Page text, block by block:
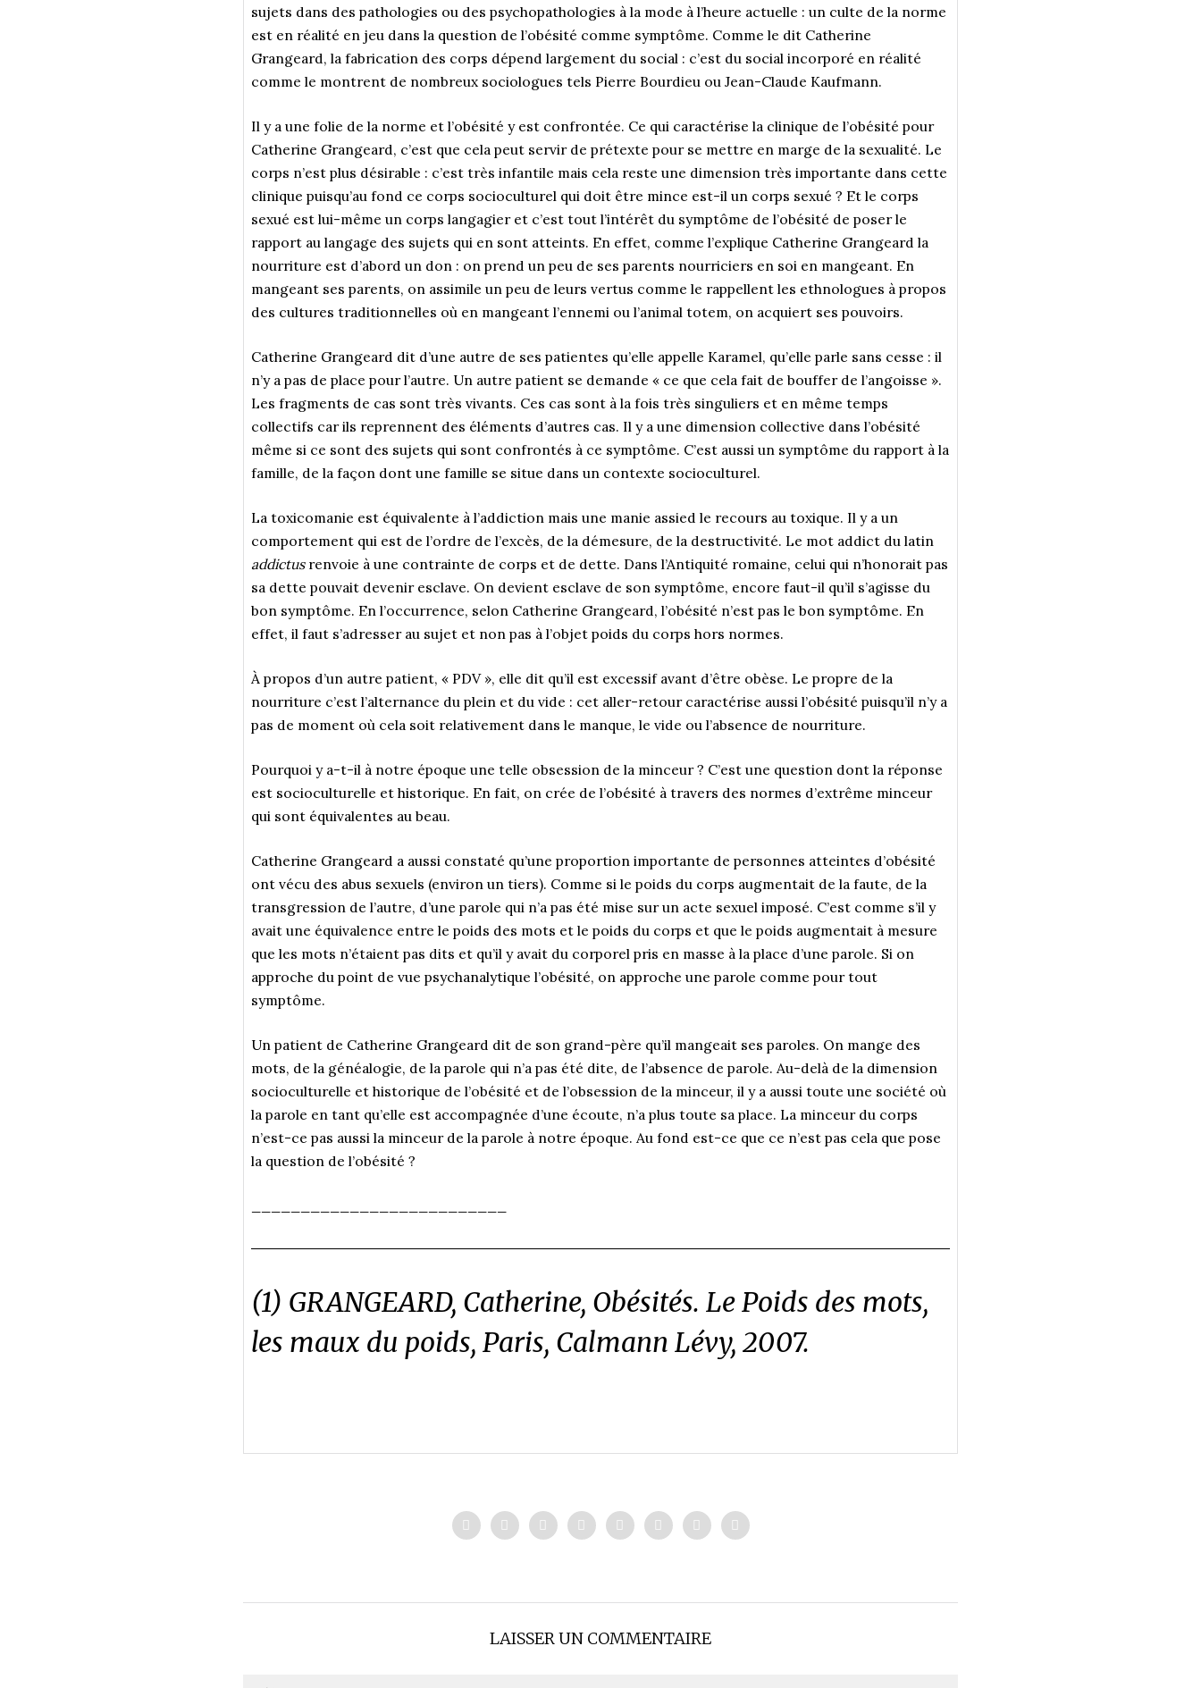
sujets dans des pathologies ou des psychopathologies à la mode à l’heure actuelle : un culte de la norme
est en réalité en jeu dans la question de l’obésité comme symptôme. Comme le dit Catherine
Grangeard, la fabrication des corps dépend largement du social : c’est du social incorporé en réalité
comme le montrent de nombreux sociologues tels Pierre Bourdieu ou Jean-Claude Kaufmann.
Il y a une folie de la norme et l’obésité y est confrontée. Ce qui caractérise la clinique de l’obésité pour
Catherine Grangeard, c’est que cela peut servir de prétexte pour se mettre en marge de la sexualité. Le
corps n’est plus désirable : c’est très infantile mais cela reste une dimension très importante dans cette
clinique puisqu’au fond ce corps socioculturel qui doit être mince est-il un corps sexué ? Et le corps
sexué est lui-même un corps langagier et c’est tout l’intérêt du symptôme de l’obésité de poser le
rapport au langage des sujets qui en sont atteints. En effet, comme l’explique Catherine Grangeard la
nourriture est d’abord un don : on prend un peu de ses parents nourriciers en soi en mangeant. En
mangeant ses parents, on assimile un peu de leurs vertus comme le rappellent les ethnologues à propos
des cultures traditionnelles où en mangeant l’ennemi ou l’animal totem, on acquiert ses pouvoirs.
Catherine Grangeard dit d’une autre de ses patientes qu’elle appelle Karamel, qu’elle parle sans cesse : il
n’y a pas de place pour l’autre. Un autre patient se demande « ce que cela fait de bouffer de l’angoisse ».
Les fragments de cas sont très vivants. Ces cas sont à la fois très singuliers et en même temps
collectifs car ils reprennent des éléments d’autres cas. Il y a une dimension collective dans l’obésité
même si ce sont des sujets qui sont confrontés à ce symptôme. C’est aussi un symptôme du rapport à la
famille, de la façon dont une famille se situe dans un contexte socioculturel.
La toxicomanie est équivalente à l’addiction mais une manie assied le recours au toxique. Il y a un
comportement qui est de l’ordre de l’excès, de la démesure, de la destructivité. Le mot addict du latin
addictusrenvoie à une contrainte de corps et de dette. Dans l’Antiquité romaine, celui qui n’honorait pas
sa dette pouvait devenir esclave. On devient esclave de son symptôme, encore faut-il qu’il s’agisse du
bon symptôme. En l’occurrence, selon Catherine Grangeard, l’obésité n’est pas le bon symptôme. En
effet, il faut s’adresser au sujet et non pas à l’objet poids du corps hors normes.
À propos d’un autre patient, « PDV », elle dit qu’il est excessif avant d’être obèse. Le propre de la
nourriture c’est l’alternance du plein et du vide : cet aller-retour caractérise aussi l’obésité puisqu’il n’y a
pas de moment où cela soit relativement dans le manque, le vide ou l’absence de nourriture.
Pourquoi y a-t-il à notre époque une telle obsession de la minceur ? C’est une question dont la réponse
est socioculturelle et historique. En fait, on crée de l’obésité à travers des normes d’extrême minceur
qui sont équivalentes au beau.
Catherine Grangeard a aussi constaté qu’une proportion importante de personnes atteintes d’obésité
ont vécu des abus sexuels (environ un tiers). Comme si le poids du corps augmentait de la faute, de la
transgression de l’autre, d’une parole qui n’a pas été mise sur un acte sexuel imposé. C’est comme s’il y
avait une équivalence entre le poids des mots et le poids du corps et que le poids augmentait à mesure
que les mots n’étaient pas dits et qu’il y avait du corporel pris en masse à la place d’une parole. Si on
approche du point de vue psychanalytique l’obésité, on approche une parole comme pour tout
symptôme.
Un patient de Catherine Grangeard dit de son grand-père qu’il mangeait ses paroles. On mange des
mots, de la généalogie, de la parole qui n’a pas été dite, de l’absence de parole. Au-delà de la dimension
socioculturelle et historique de l’obésité et de l’obsession de la minceur, il y a aussi toute une société où
la parole en tant qu’elle est accompagnée d’une écoute, n’a plus toute sa place. La minceur du corps
n’est-ce pas aussi la minceur de la parole à notre époque. Au fond est-ce que ce n’est pas cela que pose
la question de l’obésité ?
(1) GRANGEARD, Catherine, Obésités. Le Poids des mots,
les maux du poids, Paris, Calmann Lévy, 2007.
LAISSER UN COMMENTAIRE